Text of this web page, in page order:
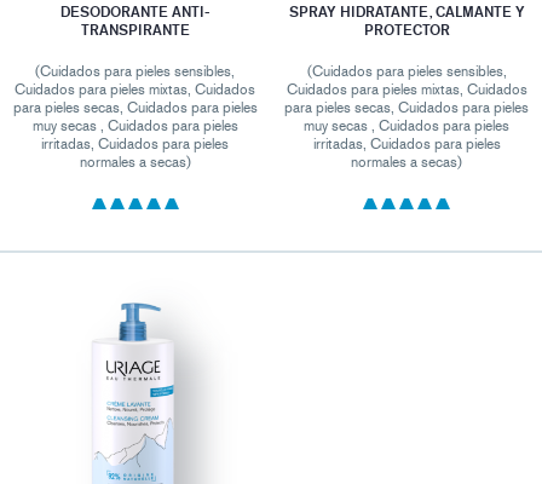
DESODORANTE ANTI-
TRANSPIRANTE
(Cuidados para pieles sensibles,
Cuidados para pieles mixtas, Cuidados
para pieles secas, Cuidados para pieles
muy secas , Cuidados para pieles
irritadas, Cuidados para pieles
normales a secas)
SPRAY HIDRATANTE, CALMANTE Y
PROTECTOR
(Cuidados para pieles sensibles,
Cuidados para pieles mixtas, Cuidados
para pieles secas, Cuidados para pieles
muy secas , Cuidados para pieles
irritadas, Cuidados para pieles
normales a secas)